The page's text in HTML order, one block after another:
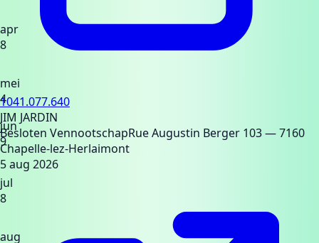
apr
8
mei
4
jun
9
jul
8
aug
1041.077.640
JIM JARDIN
Besloten VennootschapRue Augustin Berger 103— 7160
Chapelle-lez-Herlaimont
5 aug 2026